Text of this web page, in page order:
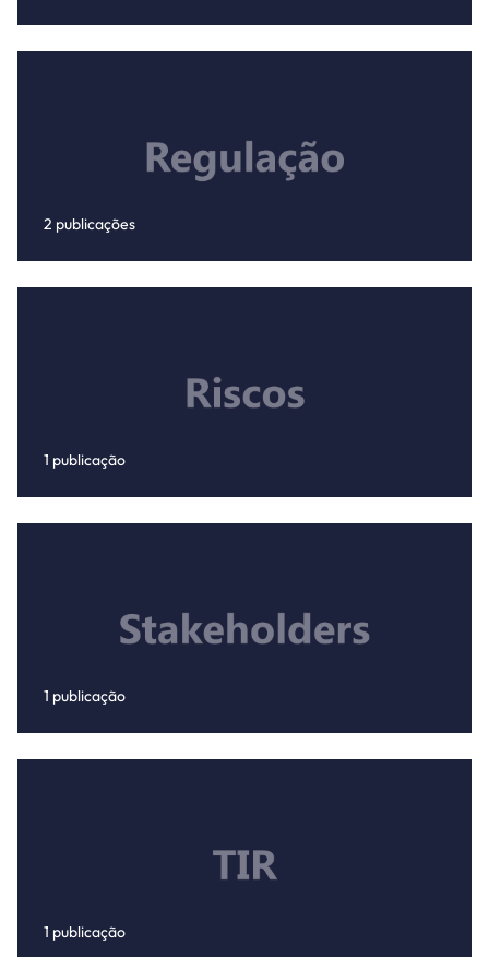
2 publicações
1 publicação
1 publicação
1 publicação